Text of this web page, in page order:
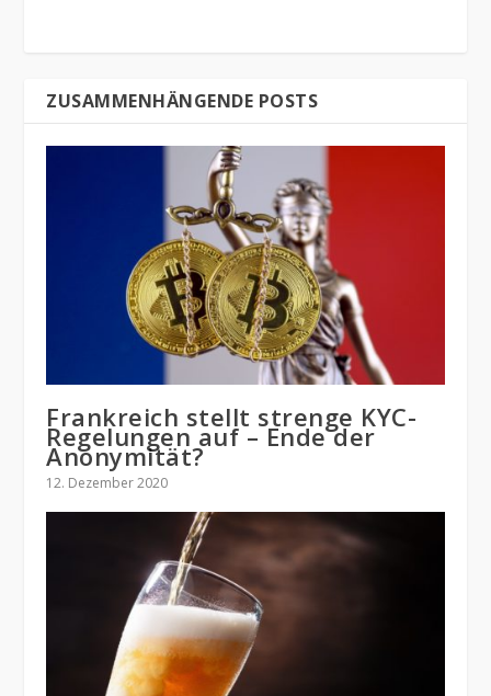
ZUSAMMENHÄNGENDE POSTS
Frankreich stellt strenge KYC-
Regelungen auf – Ende der
Anonymität?
12. Dezember 2020